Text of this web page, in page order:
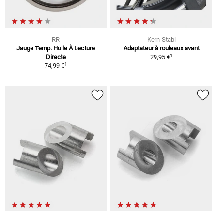
RR
Jauge Temp. Huile À Lecture
Directe
74,99 €1
Kern-Stabi
Adaptateur à rouleaux avant
29,95 €1